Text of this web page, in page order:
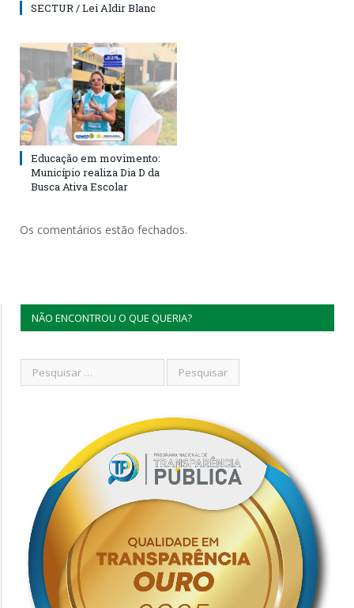
SECTUR / Lei Aldir Blanc
Educação em movimento:
Município realiza Dia D da
Busca Ativa Escolar
Os comentários estão fechados.
NÃO ENCONTROU O QUE QUERIA?